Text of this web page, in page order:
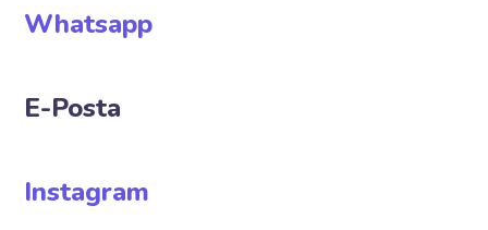
Whatsapp
E-Posta
Instagram